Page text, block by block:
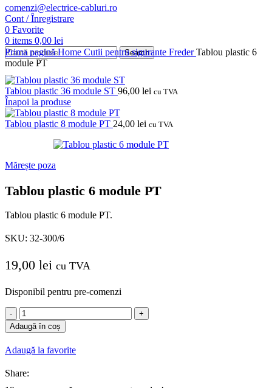
comenzi@electrice-cabluri.ro
Cont / Înregistrare
0 Favorite
0 items 0,00 lei
Search
Prima paginăHome Cutii pentru sigurante FrederTablou plastic 6
module PT
Tablou plastic 36 module ST 96,00 lei cu TVA
Înapoi la produse
Tablou plastic 8 module PT 24,00 lei cu TVA
Mărește poza
Tablou plastic 6 module PT
Tablou plastic 6 module PT.
SKU: 32-300/6
19,00 lei cu TVA
Disponibil pentru pre-comenzi
Cantitate
Tablou
plastic
module
Adaugă în coș
Adaugă la favorite
Share: